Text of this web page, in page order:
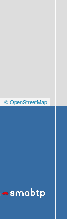
| © OpenStreetMap